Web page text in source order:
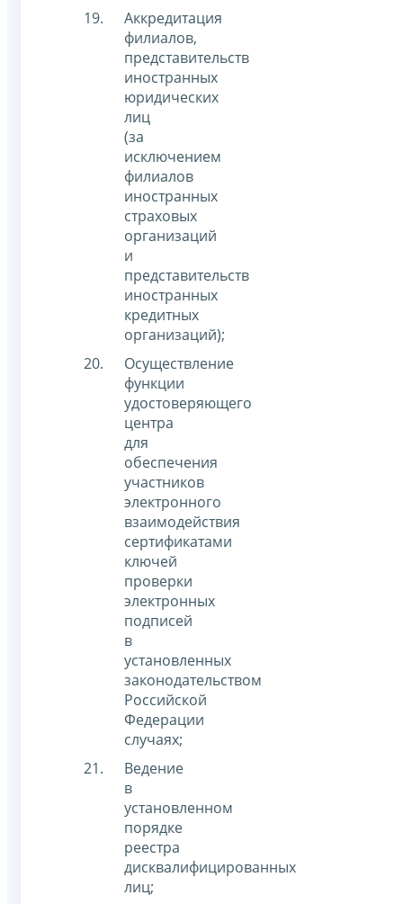
Аккредитация
филиалов,
представительств
иностранных
юридических
лиц
(за
исключением
филиалов
иностранных
страховых
организаций
и
представительств
иностранных
кредитных
организаций);
Осуществление
функции
удостоверяющего
центра
для
обеспечения
участников
электронного
взаимодействия
сертификатами
ключей
проверки
электронных
подписей
в
установленных
законодательством
Российской
Федерации
случаях;
Ведение
в
установленном
порядке
реестра
дисквалифицированных
лиц;